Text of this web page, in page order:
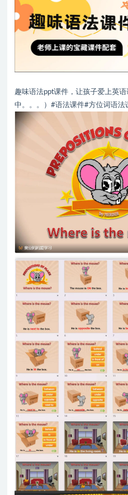
趣味语法ppt课件，让孩子爱上英
中。。。）#语法课件#方位词语法